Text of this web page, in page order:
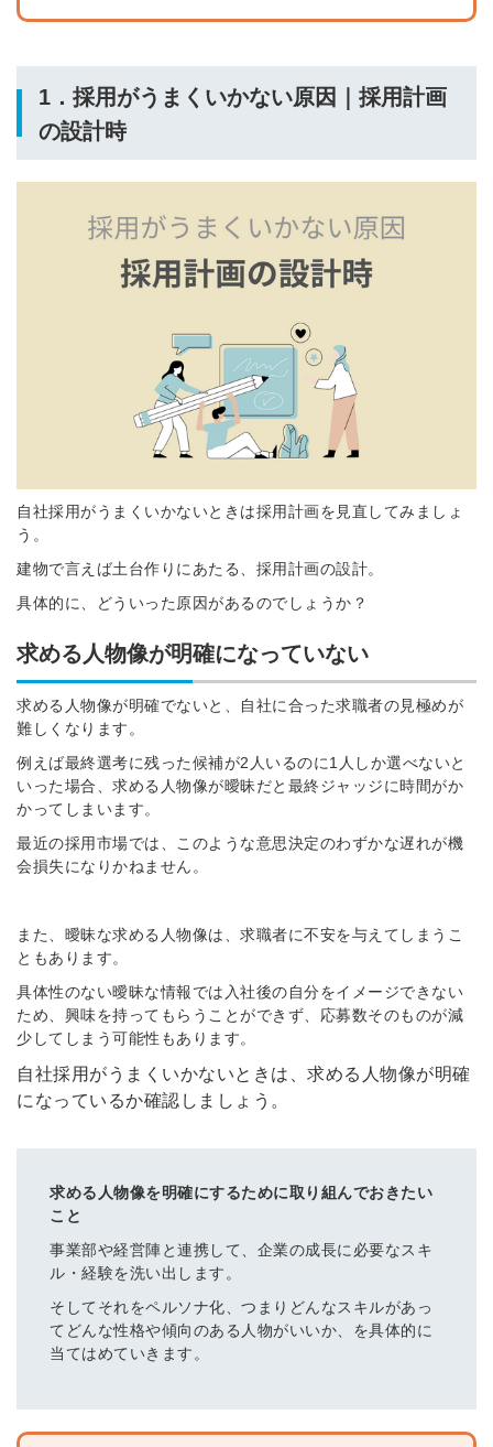
1．採用がうまくいかない原因｜採用計画
の設計時
自社採用がうまくいかないときは採用計画を見直してみましょ
う。
建物で言えば土台作りにあたる、採用計画の設計。
具体的に、どういった原因があるのでしょうか？
求める人物像が明確になっていない
求める人物像が明確でないと、自社に合った求職者の見極めが
難しくなります。
例えば最終選考に残った候補が2人いるのに1人しか選べないと
いった場合、求める人物像が曖昧だと最終ジャッジに時間がか
かってしまいます。
最近の採用市場では、このような意思決定のわずかな遅れが機
会損失になりかねません。
また、曖昧な求める人物像は、求職者に不安を与えてしまうこ
ともあります。
具体性のない曖昧な情報では入社後の自分をイメージできない
ため、興味を持ってもらうことができず、応募数そのものが減
少してしまう可能性もあります。
自社採用がうまくいかないときは、求める人物像が明確
になっているか確認しましょう。
求める人物像を明確にするために取り組んでおきたい
こと
事業部や経営陣と連携して、企業の成長に必要なスキ
ル・経験を洗い出します。
そしてそれをペルソナ化、つまりどんなスキルがあっ
てどんな性格や傾向のある人物がいいか、を具体的に
当てはめていきます。